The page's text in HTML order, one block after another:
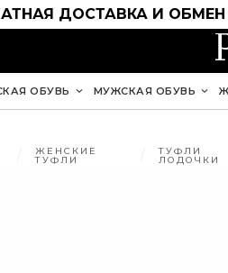
ДОСТАВКА И
ОБУВЬ МУЖСКАЯ ОБУВЬ
ЖЕНСКИЕ
ТУФЛИ
ТУФЛИ
ЛОДОЧКИ